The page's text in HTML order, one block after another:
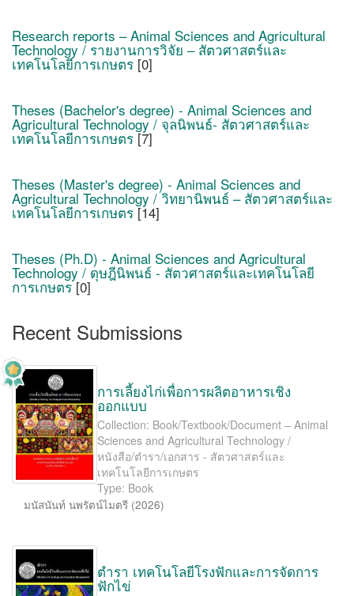
Research reports – Animal Sciences and Agricultural
Technology / รายงานการวิจัย – สัตวศาสตร์และ
เทคโนโลยีการเกษตร [0]
Theses (Bachelor's degree) - Animal Sciences and
Agricultural Technology / จุลนิพนธ์- สัตวศาสตร์และ
เทคโนโลยีการเกษตร[7]
Theses (Master's degree) - Animal Sciences and
Agricultural Technology / วิทยานิพนธ์ – สัตวศาสตร์และ
เทคโนโลยีการเกษตร[14]
Theses (Ph.D) - Animal Sciences and Agricultural
Technology / ดุษฎีนิพนธ์ - สัตวศาสตร์และเทคโนโลยี
การเกษตร[0]
Recent Submissions
การเลี้ยงไก่เพื่อการผลิตอาหารเชิง
ออกแบบ
Collection: Book/Textbook/Document – Animal
Sciences and Agricultural Technology /
หนังสือ/ตำรา/เอกสาร - สัตวศาสตร์และ
เทคโนโลยีการเกษตร
Type: Book
มนัสนันท์ นพรัตน์ไมตรี (2026)
ตำรา เทคโนโลยีโรงฟักและการจัดการ
ฟักไข่